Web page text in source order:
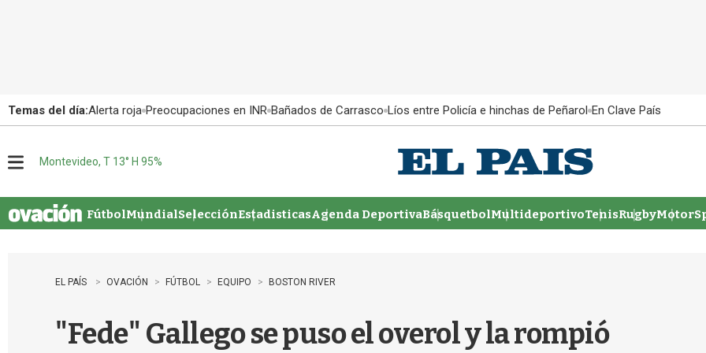
Temas del día:Alerta roja Preocupaciones en INR Bañados de Carrasco Líos entre Policía e hinchas de Peñarol En Clave País
u
Montevideo, T 13° H 95%
FútbolMundialSelecciónEstadisticasAgenda DeportivaBásquetbolMultideportivoTenisRugby
EL PAÍS OVACIÓN FÚTBOL EQUIPO BOSTON RIVER
"Fede" Gallego se puso el overol y la rompió